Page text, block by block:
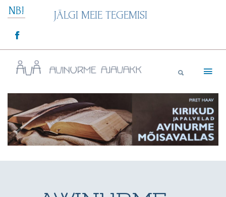
Skip
NB! JÄLGI MEIE TEGEMISI
Avinurme Ajavakk